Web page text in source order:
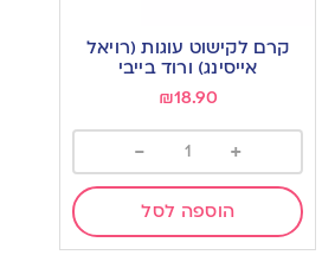
to
wishlist
קרם לקישוט עוגות (רויאל
אייסינג) ורוד בייבי
₪18.90
+
-
הוספה לסל